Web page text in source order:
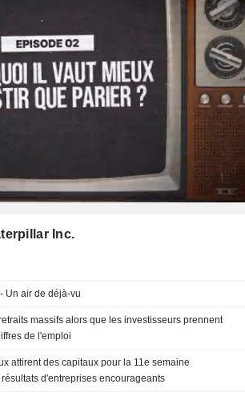
Inc.
Un air de déjà-vu
massifs alors que les investisseurs prennent
de l'emploi
attirent des capitaux pour la 11e semaine
d'entreprises encourageants